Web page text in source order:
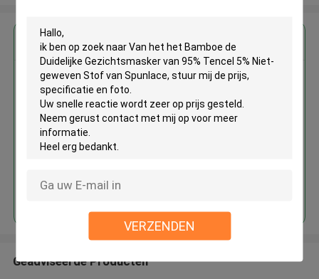
VERZENDEN
Krijg de beste prijs voor
Van het het Bamboe de
Duidelijke Gezichtsmasker van
95% Tencel 5% Niet-geweven
Doorgaan
Geadviseerde Producten